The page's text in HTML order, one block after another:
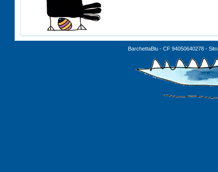
BarchettaBlu - CF 94050640278 -